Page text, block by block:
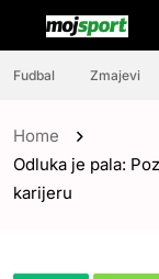
Fudbal Zmajevi
Home
Odluka je pala:
karijeru